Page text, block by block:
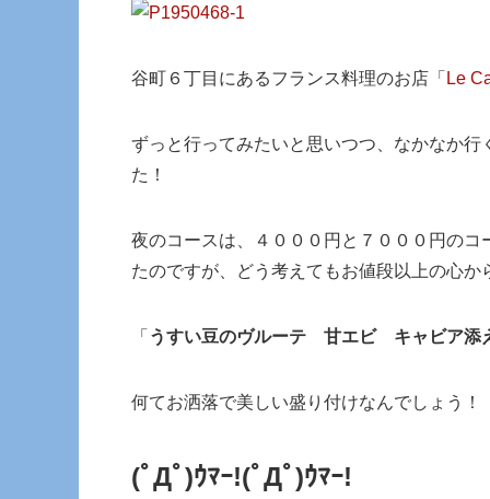
谷町６丁目にあるフランス料理のお店「 Le
ずっと行ってみたいと思いつつ、なかなか
た！
夜のコースは、４０００円と７０００円の
たのですが、どう考えてもお値段以上の心か
「 うすい豆のヴルーテ 甘エビ キャビア添
何てお洒落で美しい盛り付けなんでしょう！
(ﾟДﾟ)ｳﾏｰ!(ﾟДﾟ)ｳﾏｰ!